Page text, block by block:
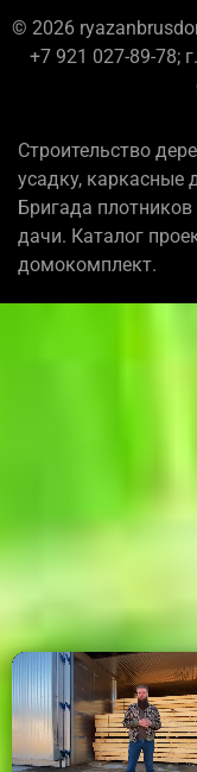
© 2026
+7 921 027-89-78;
Строительство
усадку,
Бригада
дачи. Каталог
домокомплект.